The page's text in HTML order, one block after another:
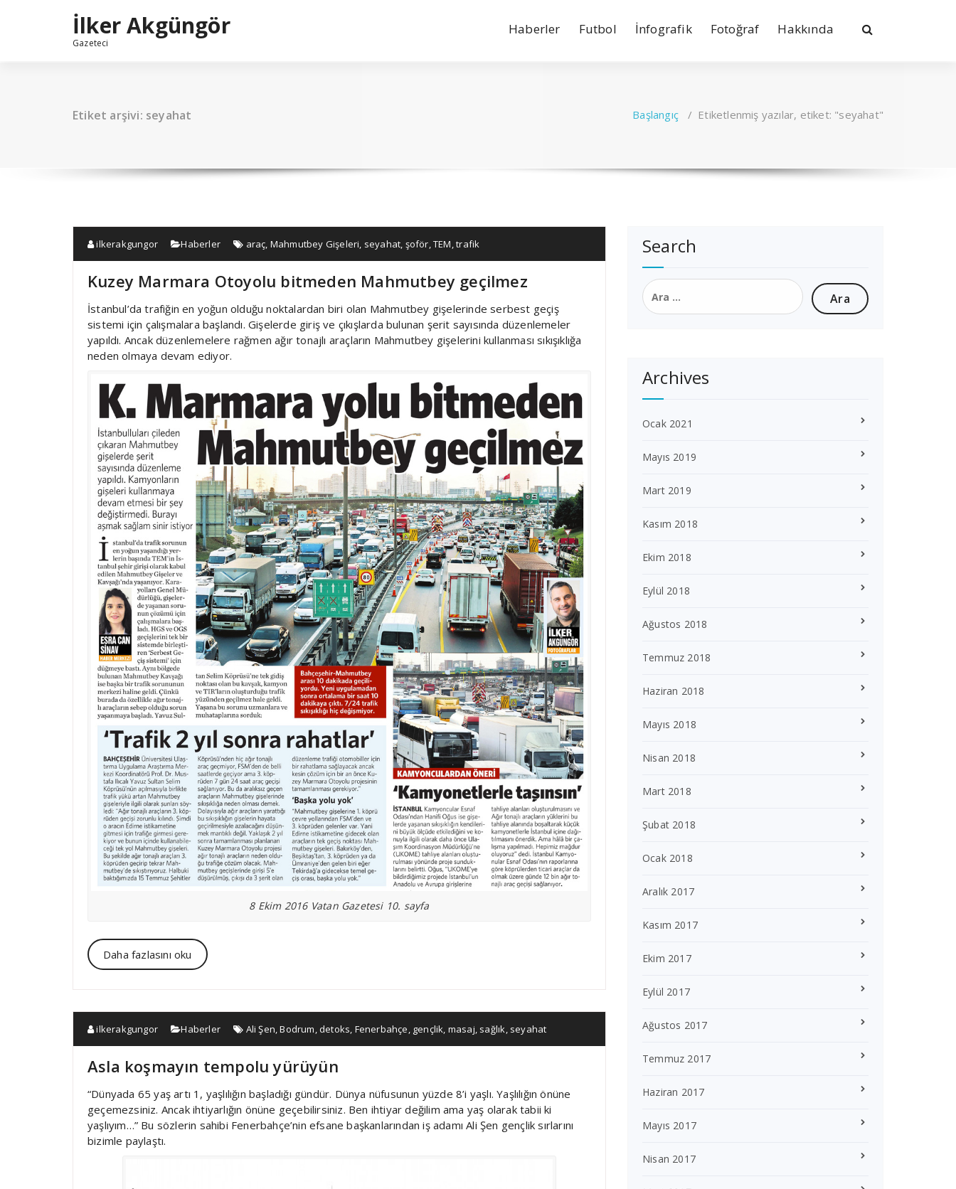
İlker Akgüngör
Gazeteci
Haberler Futbol İnfografik Fotoğraf Hakkında
Etiket arşivi: seyahat Başlangıç/ Etiketlenmiş yazılar, etiket: "seyahat"
ilkerakgungor Haberler araç, Mahmutbey Gişeleri, seyahat, şoför,TEM,trafik
Kuzey Marmara Otoyolu bitmeden Mahmutbey geçilmez
İstanbul’da trafiğin en yoğun olduğu noktalardan biri olan Mahmutbey gişelerinde serbest geçiş
sistemi için çalışmalara başlandı. Gişelerde giriş ve çıkışlarda bulunan şerit sayısında düzenlemeler
yapıldı. Ancak düzenlemelere rağmen ağır tonajlı araçların Mahmutbey gişelerini kullanması sıkışıklığa
neden olmaya devam ediyor.
8 Ekim 2016 Vatan Gazetesi 10. sayfa
Daha fazlasını oku
ilkerakgungor Haberler Ali Şen,Bodrum,detoks, Fenerbahçe, gençlik, masaj, sağlık, seyahat
Asla koşmayın tempolu yürüyün
“Dünyada 65 yaş artı 1, yaşlılığın başladığı gündür. Dünya nüfusunun yüzde 8’i yaşlı. Yaşlılığın önüne
geçemezsiniz. Ancak ihtiyarlığın önüne geçebilirsiniz. Ben ihtiyar değilim ama yaş olarak tabii ki
yaşlıyım…” Bu sözlerin sahibi Fenerbahçe’nin efsane başkanlarından iş adamı Ali Şen gençlik sırlarını
bizimle paylaştı.
Search
Arama:
Archives
Ocak 2021
Mayıs 2019
Mart 2019
Kasım 2018
Ekim 2018
Eylül 2018
Ağustos 2018
Temmuz 2018
Haziran 2018
Mayıs 2018
Nisan 2018
Mart 2018
Şubat 2018
Ocak 2018
Aralık 2017
Kasım 2017
Ekim 2017
Eylül 2017
Ağustos 2017
Temmuz 2017
Haziran 2017
Mayıs 2017
Nisan 2017